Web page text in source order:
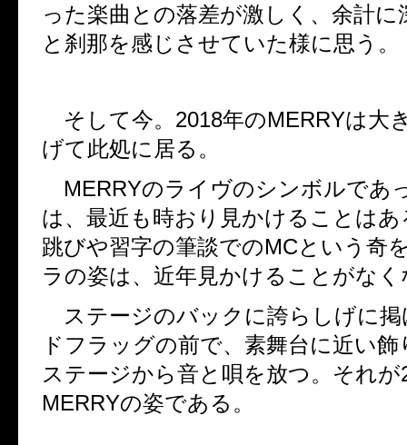
った楽曲との落差が激しく、余計に
と刹那を感じさせていた様に思う。
そして今。 2018年のMERRYは大
げて此処に居る。
MERRYのライヴのシンボルであ
は、最近も時おり見かけることは
跳びや習字の筆談でのMCという奇
ラの姿は、近年見かけることがな
ステージのバックに誇らしげに
ドフラッグの前で、素舞台に近い
ステージから音と唄を放つ。それが
MERRYの姿である。